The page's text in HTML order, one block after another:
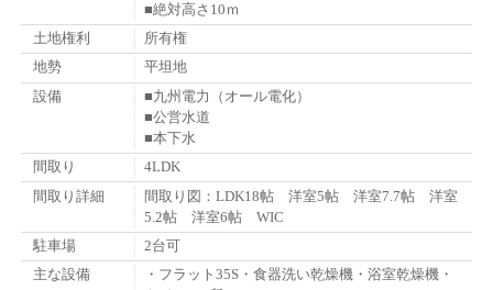
■絶対高さ10ｍ
土地権利
所有権
地勢
平坦地
設備
■九州電力（オール電化）
■公営水道
■本下水
間取り
4LDK
間取り詳細
間取り図：LDK18帖 洋室5帖 洋室7.7帖 洋室
5.2帖 洋室6帖 WIC
駐車場
2台可
主な設備
・フラット35S・食器洗い乾燥機・浴室乾燥機・